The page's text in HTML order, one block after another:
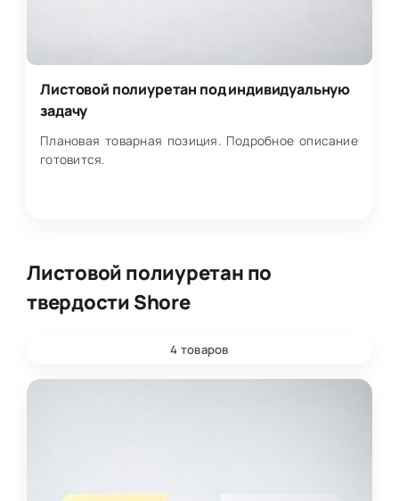
Листовой полиуретан под индивидуальную
задачу
Плановая товарная позиция. Подробное описание
готовится.
Листовой полиуретан по
твердости Shore
4 товаров